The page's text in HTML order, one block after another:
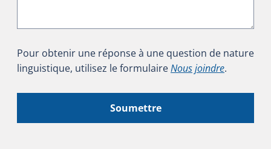
Pour obtenir une réponse à une question de nature
linguistique, utilisez le formulaireNous joindre.
Soumettre